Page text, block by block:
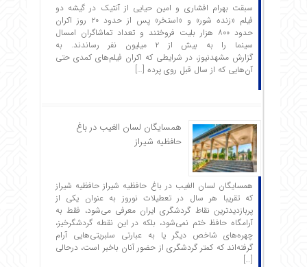
سبقت بهرام افشاری و امین حیایی از آنتیک در گیشه دو
فیلم «زنده شور» و «استخر» پس از حدود ۲۰ روز اکران
حدود ۸۰۰ هزار بلیت فروختند و تعداد تماشاگران امسال
سینما را به بیش از ۲ میلیون نفر رساندند. به
گزارش مشهدنیوز، در شرایطی که اکران فیلم‌های کمدی حتی
آن‌هایی که از سال قبل روی پرده […]
همسایگان لسان الغیب در باغ
حافظیه شیراز
همسایگان لسان الغیب در باغ حافظیه شیراز حافظیه‌ شیراز
که تقریبا هر سال در تعطیلات نوروز به عنوان یکی از
پربازدیدترین نقاط گردشگری ایران معرفی می‌شود، فقط به
آرامگاه حافظ ختم نمی‌شود، بلکه در این نقطه گردشگرخیز،
چهره‌های شاخص دیگر یا به عبارتی سلبریتی‌هایی آرام
گرفته‌اند که کمتر گردشگری از حضور آنان باخبر است، درحالی
[…]